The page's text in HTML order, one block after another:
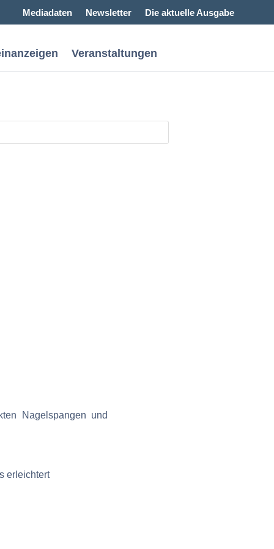
Mediadaten Newsletter Die aktuelle Ausgabe
Veranstaltungen
Nagelspangen und
erleichtert